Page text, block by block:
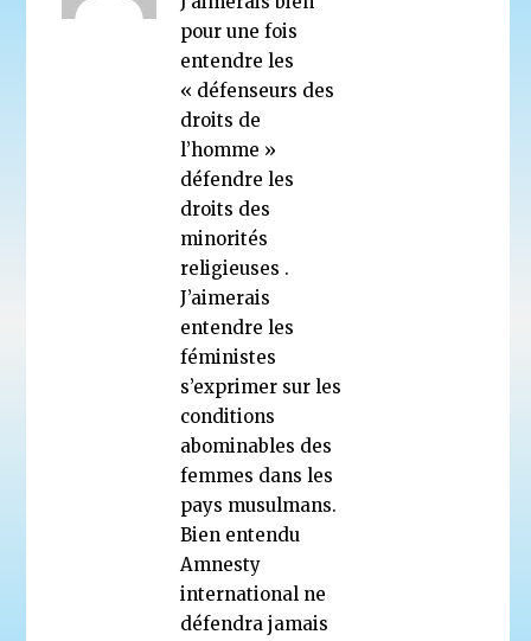
pour une fois
entendre les
« défenseurs des
droits de
l’homme »
défendre les
droits des
minorités
religieuses .
J’aimerais
entendre les
féministes
s’exprimer sur les
conditions
abominables des
femmes dans les
pays musulmans.
Bien entendu
Amnesty
international ne
défendra jamais